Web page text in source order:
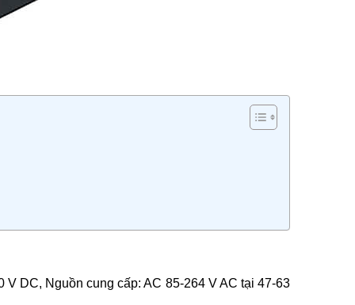
DC, Nguồn cung cấp: AC 85-264 V AC tại 47-63